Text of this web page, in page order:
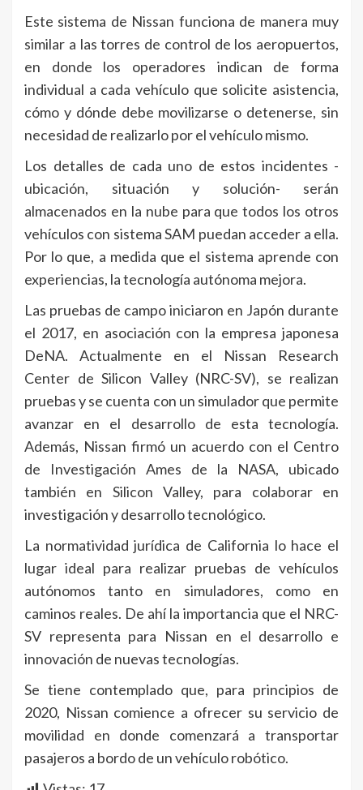
Este sistema de Nissan funciona de manera muy
similar a las torres de control de los aeropuertos,
en donde los operadores indican de forma
individual a cada vehículo que solicite asistencia,
cómo y dónde debe movilizarse o detenerse, sin
necesidad de realizarlo por el vehículo mismo.
Los detalles de cada uno de estos incidentes -
ubicación, situación y solución- serán
almacenados en la nube para que todos los otros
vehículos con sistema SAM puedan acceder a ella.
Por lo que, a medida que el sistema aprende con
experiencias, la tecnología autónoma mejora.
Las pruebas de campo iniciaron en Japón durante
el 2017, en asociación con la empresa japonesa
DeNA. Actualmente en el Nissan Research
Center de Silicon Valley (NRC-SV), se realizan
pruebas y se cuenta con un simulador que permite
avanzar en el desarrollo de esta tecnología.
Además, Nissan firmó un acuerdo con el Centro
de Investigación Ames de la NASA, ubicado
también en Silicon Valley, para colaborar en
investigación y desarrollo tecnológico.
La normatividad jurídica de California lo hace el
lugar ideal para realizar pruebas de vehículos
autónomos tanto en simuladores, como en
caminos reales. De ahí la importancia que el NRC-
SV representa para Nissan en el desarrollo e
innovación de nuevas tecnologías.
Se tiene contemplado que, para principios de
2020, Nissan comience a ofrecer su servicio de
movilidad en donde comenzará a transportar
pasajeros a bordo de un vehículo robótico.